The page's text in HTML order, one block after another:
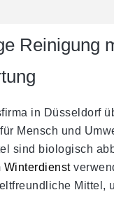
Reinigung
in Düsseldorf
Mensch und
sind biologisch
Winterdienst
Mittel,